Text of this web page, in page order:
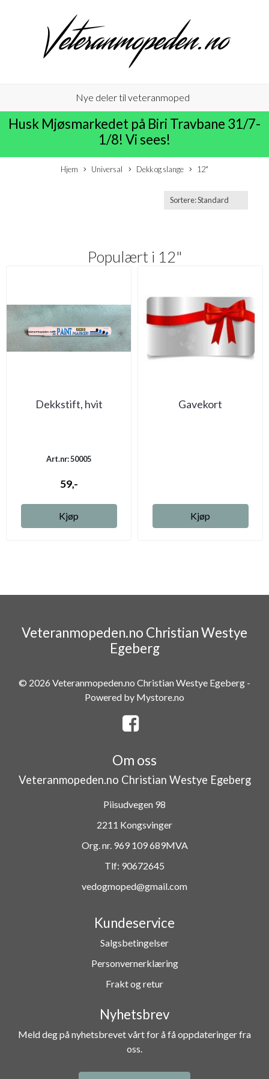
Nye deler til veteranmoped
Husk Mjøsmarkedet på Biri Travbane 31/7-
1/8! Vi sees!
Hjem Universal Dekk og slange 12"
Populært i 12"
Dekkstift, hvit
Art.nr: 50005
59,-
Kjøp
Gavekort
Kjøp
Veteranmopeden.no Christian Westye
Egeberg
© 2026 Veteranmopeden.no Christian Westye Egeberg -
Powered by Mystore.no
Om oss
Veteranmopeden.no Christian Westye Egeberg
Piisudvegen 98
2211 Kongsvinger
Org. nr. 969 109 689MVA
Tlf: 90672645
vedogmoped@gmail.com
Kundeservice
Salgsbetingelser
Personvernerklæring
Frakt og retur
Nyhetsbrev
Meld deg på nyhetsbrevet vårt for å få oppdateringer fra
oss.